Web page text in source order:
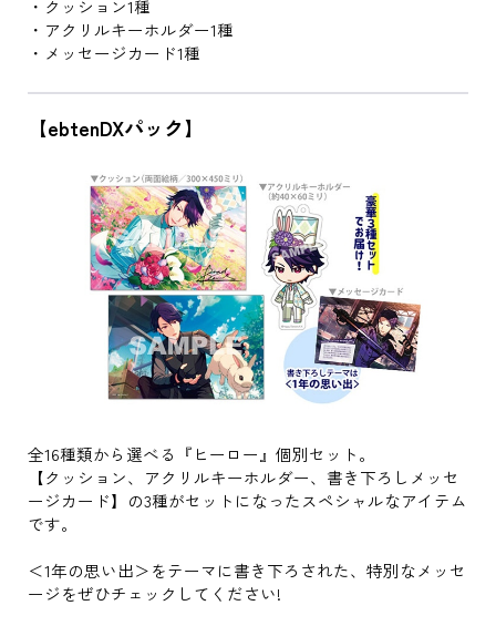
・クッション1種
・アクリルキーホルダー1種
・メッセージカード1種
【ebtenDXパック】
全16種類から選べる『ヒーロー』個別セット。
【クッション、アクリルキーホルダー、書き下ろしメッセ
ージカード】の3種がセットになったスペシャルなアイテム
です。
＜1年の思い出＞をテーマに書き下ろされた、特別なメッセ
ージをぜひチェックしてください!